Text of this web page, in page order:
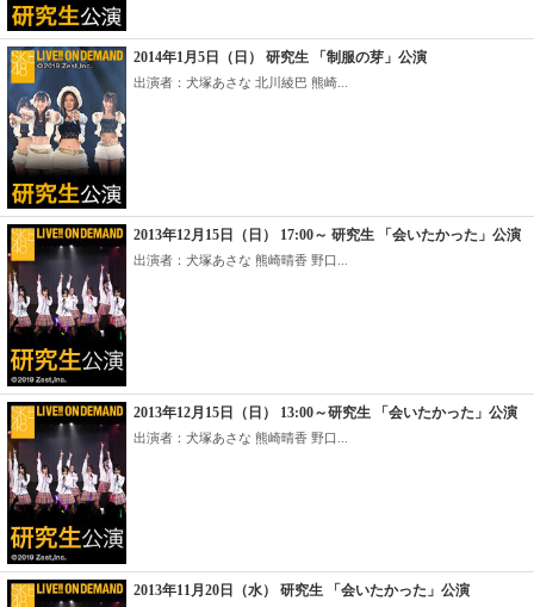
2014年1月5日（日） 研究生 「制服の芽」公演
出演者：犬塚あさな 北川綾巴 熊崎...
2013年12月15日（日） 17:00～ 研究生 「会いたかった」公演
出演者：犬塚あさな 熊崎晴香 野口...
2013年12月15日（日） 13:00～研究生 「会いたかった」公演
出演者：犬塚あさな 熊崎晴香 野口...
2013年11月20日（水） 研究生 「会いたかった」公演